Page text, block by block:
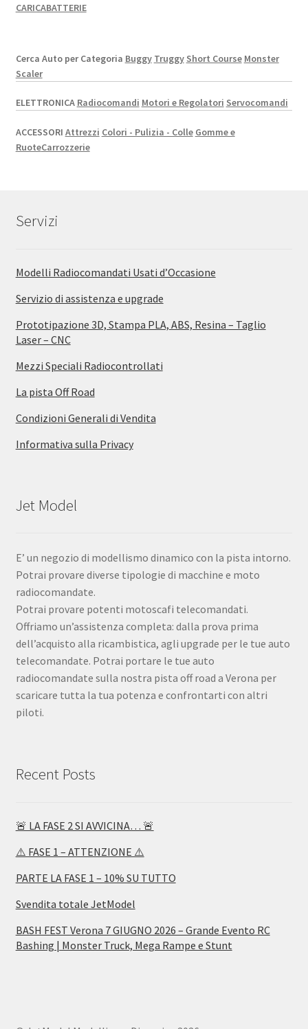
CARICABATTERIE
Cerca Auto per Categoria Buggy Truggy Short Course Monster
Scaler
ELETTRONICA Radiocomandi Motori e Regolatori Servocomandi
ACCESSORI Attrezzi Colori - Pulizia - Colle Gomme e
RuoteCarrozzerie
Servizi
Modelli Radiocomandati Usati d’Occasione
Servizio di assistenza e upgrade
Prototipazione 3D, Stampa PLA, ABS, Resina – Taglio
Laser – CNC
Mezzi Speciali Radiocontrollati
La pista Off Road
Condizioni Generali di Vendita
Informativa sulla Privacy
Jet Model
E’ un negozio di modellismo dinamico con la pista intorno.
Potrai provare diverse tipologie di macchine e moto
radiocomandate.
Potrai provare potenti motoscafi telecomandati.
Offriamo un’assistenza completa: dalla prova prima
dell’acquisto alla ricambistica, agli upgrade per le tue auto
telecomandate. Potrai portare le tue auto
radiocomandate sulla nostra pista off road a Verona per
scaricare tutta la tua potenza e confrontarti con altri
piloti.
Recent Posts
🚨 LA FASE 2 SI AVVICINA… 🚨
⚠️ FASE 1 – ATTENZIONE ⚠️
PARTE LA FASE 1 – 10% SU TUTTO
Svendita totale JetModel
BASH FEST Verona 7 GIUGNO 2026 – Grande Evento RC
Bashing | Monster Truck, Mega Rampe e Stunt